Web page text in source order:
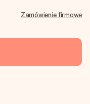
Zamówienie firmowe